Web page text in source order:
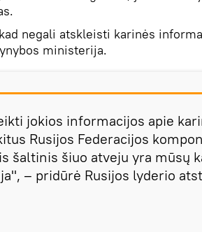
negali atskleisti karinės
ministerija.
jokios informacijos apie
Rusijos Federacijos
šaltinis šiuo atveju yra mūsų
– pridūrė Rusijos lyderio